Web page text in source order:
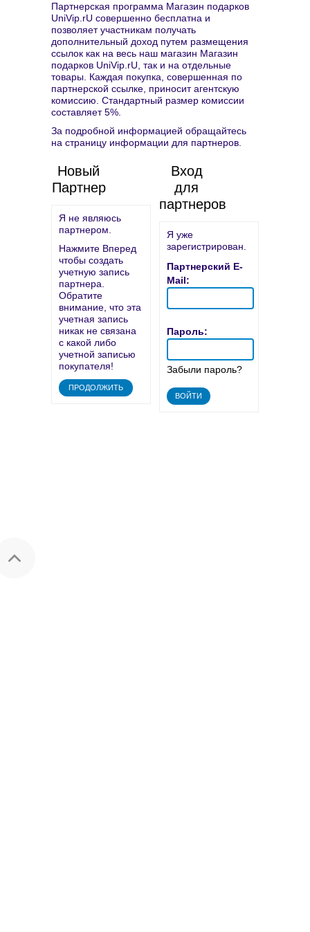
Партнерская программа Магазин подарков
UniVip.rU совершенно бесплатна и
позволяет участникам получать
дополнительный доход путем размещения
ссылок как на весь наш магазин Магазин
подарков UniVip.rU, так и на отдельные
товары. Каждая покупка, совершенная по
партнерской ссылке, приносит агентскую
комиссию. Стандартный размер комиссии
составляет 5%.
За подробной информацией обращайтесь
на страницу информации для партнеров.
Новый
Партнер
Я не являюсь
партнером.
Нажмите Вперед
чтобы создать
учетную запись
партнера.
Обратите
внимание, что эта
учетная запись
никак не связана
с какой либо
учетной записью
покупателя!
ПРОДОЛЖИТЬ
Вход
для
партнеров
Я уже
зарегистрирован.
Партнерский E-
Mail:
Пароль:
Забыли пароль?